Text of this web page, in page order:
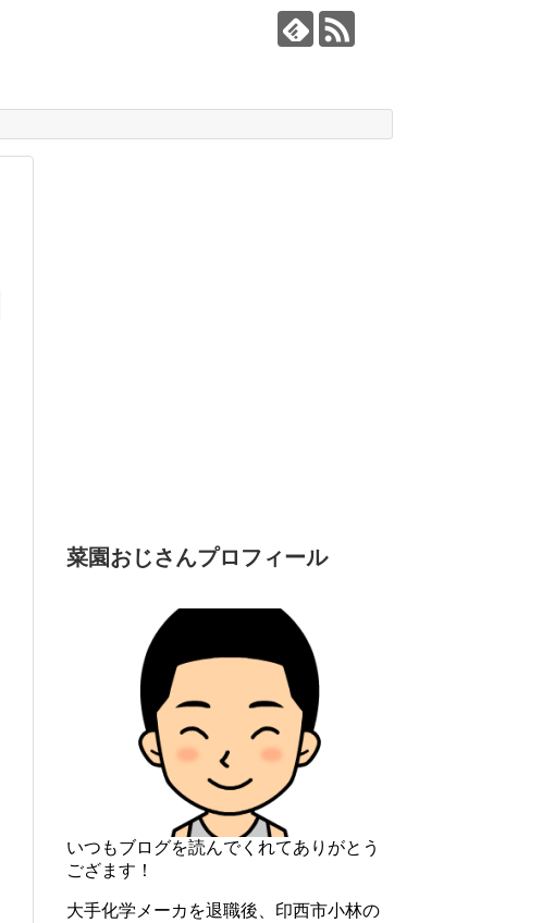
菜園おじさんプロフィール
いつもブログを読んでくれてありがとう
ござます！
大手化学メーカを退職後、印西市小林の